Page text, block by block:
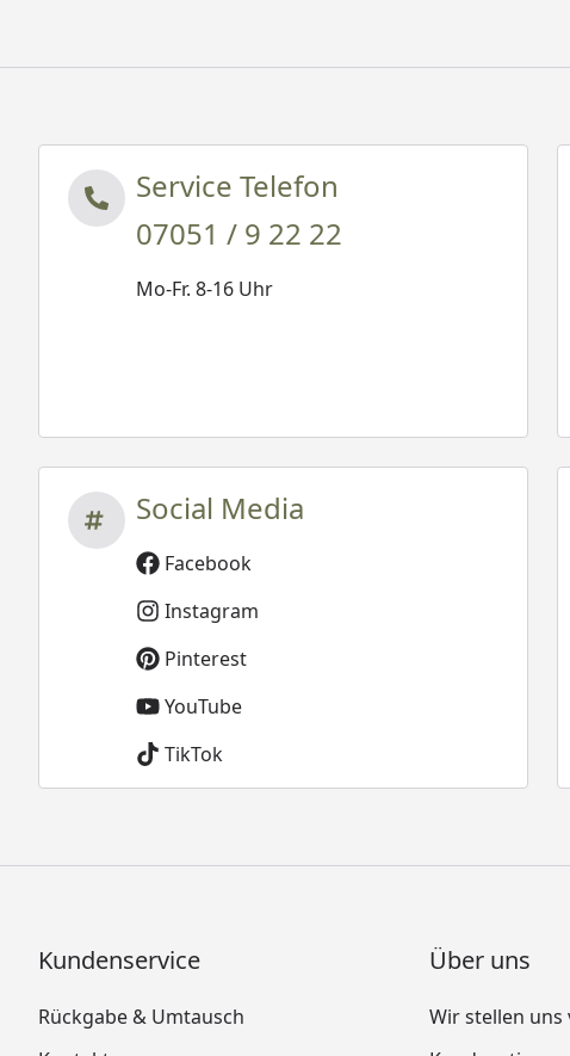
Service Telefon
07051 / 9 22 22
Mo-Fr. 8-16 Uhr
Social Media
Facebook
Instagram
Pinterest
YouTube
TikTok
Kundenservice
Rückgabe & Umtausch
Über uns
Wir stellen uns